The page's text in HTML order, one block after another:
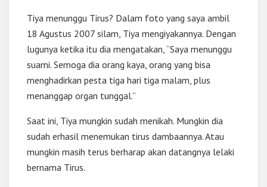
Tiya menunggu Tirus? Dalam foto yang saya ambil
18 Agustus 2007 silam, Tiya mengiyakannya. Dengan
lugunya ketika itu dia mengatakan, “Saya menunggu
suami. Semoga dia orang kaya, orang yang bisa
menghadirkan pesta tiga hari tiga malam, plus
menanggap organ tunggal.”
Saat ini, Tiya mungkin sudah menikah. Mungkin dia
sudah erhasil menemukan tirus dambaannya. Atau
mungkin masih terus berharap akan datangnya lelaki
bernama Tirus.